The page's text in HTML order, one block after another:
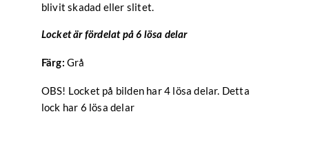
blivit skadad eller slitet.
Locket är fördelat på 6 lösa delar
Färg: Grå
OBS! Locket på bilden har 4 lösa delar. Detta
lock har 6 lösa delar